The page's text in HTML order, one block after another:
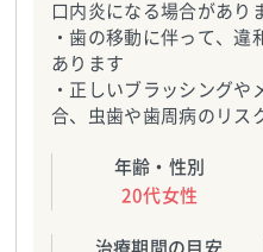
口内炎になる場合があり
・歯の移動に伴って、違
あります
・正しいブラッシングや
合、虫歯や歯周病のリス
年齢・性別
20代女性
治療期間の目安